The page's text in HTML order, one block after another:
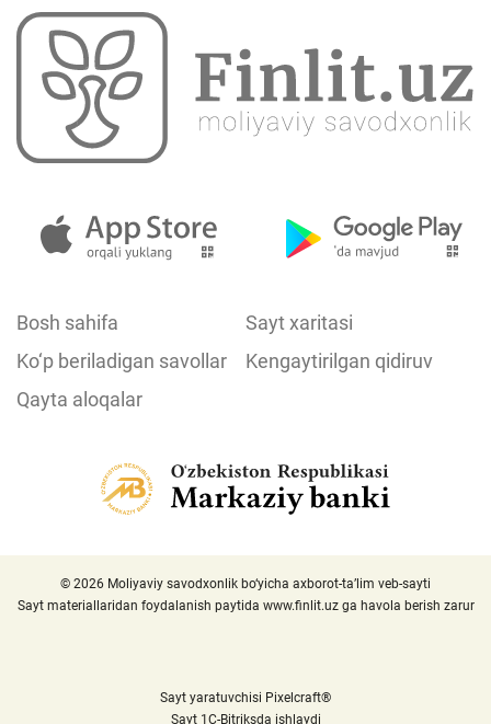
Bosh sahifa
Sayt xaritasi
Ko‘p beriladigan savollar
Kengaytirilgan qidiruv
Qayta aloqalar
© 2026 Moliyaviy savodxonlik bo‘yicha axborot-ta’lim veb-sayti
Sayt materiallaridan foydalanish paytida www.finlit.uzga havola berish zarur
Sayt yaratuvchisi Pixelcraft®